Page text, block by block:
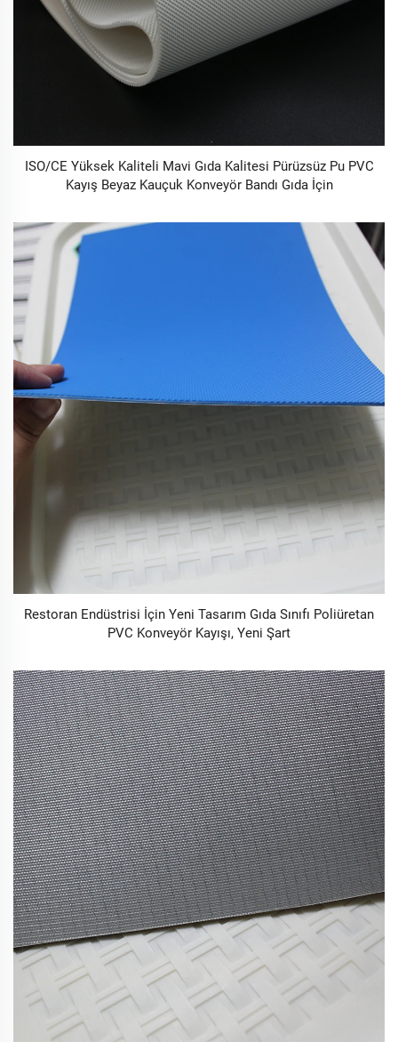
ISO/CE Yüksek Kaliteli Mavi Gıda Kalitesi Pürüzsüz Pu PVC
Kayış Beyaz Kauçuk Konveyör Bandı Gıda İçin
Restoran Endüstrisi İçin Yeni Tasarım Gıda Sınıfı Poliüretan
PVC Konveyör Kayışı, Yeni Şart